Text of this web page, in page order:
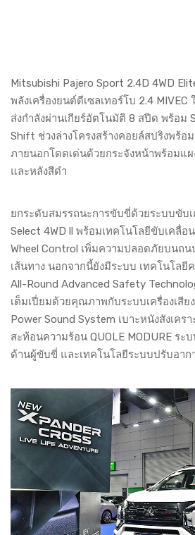
Mitsubishi Pajero Sport 2.4D 4WD
พลังเครื่องยนต์ดีเซลเทอร์โบ 2.4 MIVEC
ส่งกำลังผ่านเกียร์อัตโนมัติ 8 สปีด พร้อม
Shift ช่วงล่างโครงสร้างคอยล์สปริงพร้อ
ภายนอกโดดเด่นด้วยกระจังหน้าพร้อมแ
และหลังสีดำ
ยกระดับสมรรถนะการขับขี่ด้วยระบบขับ
Select 4WD ll พร้อมเทคโนโลยีขับเคลื่อ
Wheel Control เพิ่มความปลอดภัยบนถ
เส้นทาง นอกจากนี้ยังมีระบบ เทคโนโล
All-Round Advanced Safety
เต็มเปี่ยมด้วยคุณภาพกับระบบเครื่องเสีย
Power Sound System เบาะหนังสังเค
สะท้อนความร้อน QUOLE MODURE ร
ด้านผู้ขับขี่ และเทคโนโลยีระบบปรับอาก